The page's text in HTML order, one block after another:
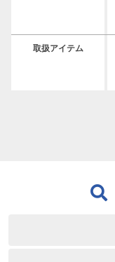
取扱アイテム